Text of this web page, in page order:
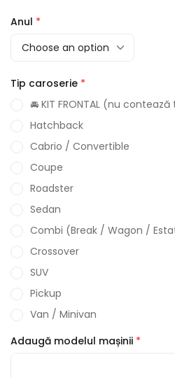
Anul *
Tip caroserie *
🚘 KIT FRONTAL (nu
Hatchback
Cabrio / Convertible
Coupe
Roadster
Sedan
Combi (Break / Wagon /
Crossover
SUV
Pickup
Van / Minivan
Adaugă modelul mașinii *